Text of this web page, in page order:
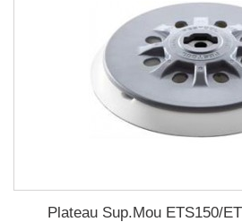
Plateau Sup.Mou ETS150/